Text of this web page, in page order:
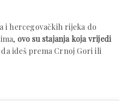
i hercegovačkih rijeka do
ovo su stajanja koja vrijedi
ideš prema Crnoj Gori ili